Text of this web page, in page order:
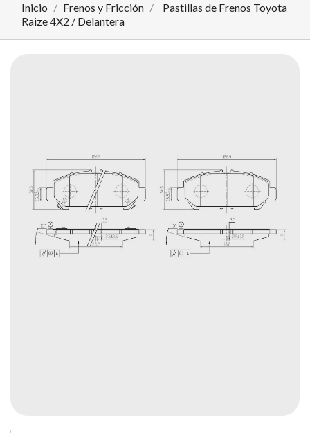
Inicio Frenos y Fricción
Pastillas de Frenos Toyota
Raize 4X2 / Delantera